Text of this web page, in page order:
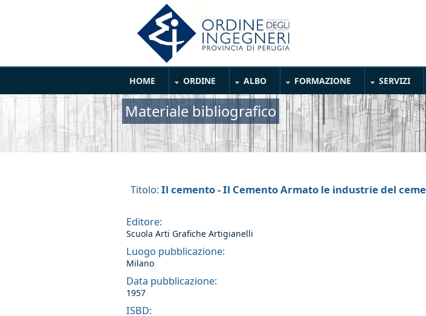
Main Menu
HOME ORDINE ALBO FORMAZIONE SERVIZI
Materiale bibliografico
Titolo:Il cemento - Il Cemento Armato le industrie del
Editore:
Scuola Arti Grafiche Artigianelli
Luogo pubblicazione:
Milano
Data pubblicazione:
1957
ISBD: